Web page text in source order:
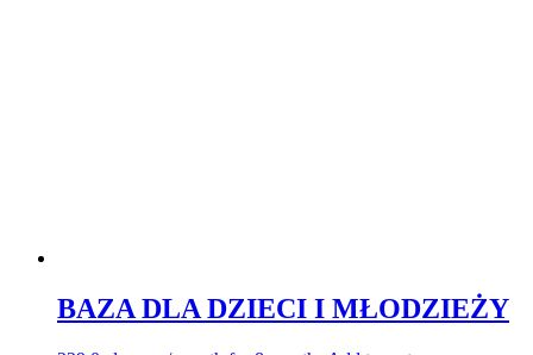
BAZA DLA DZIECI I MŁODZIEŻY